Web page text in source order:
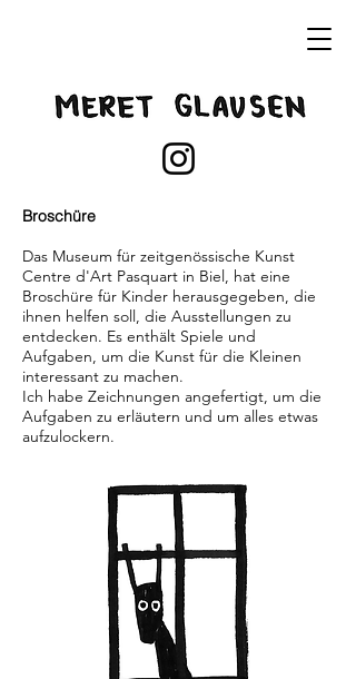
Broschüre
Das Museum für zeitgenössische Kunst
Centre d'Art Pasquart in Biel, hat eine
Broschüre für Kinder herausgegeben, die
ihnen helfen soll, die Ausstellungen zu
entdecken. Es enthält Spiele und
Aufgaben, um die Kunst für die Kleinen
interessant zu machen.
Ich habe Zeichnungen angefertigt, um die
Aufgaben zu erläutern und um alles etwas
aufzulockern.